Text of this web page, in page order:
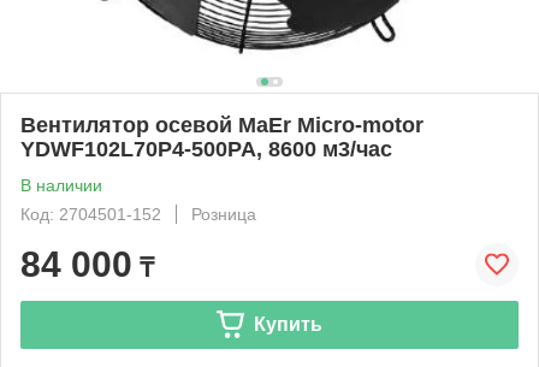
Вентилятор осевой MaEr Micro-motor
YDWF102L70P4-500PA, 8600 м3/час
В наличии
Код: 2704501-152
Розница
84 000 ₸
Купить